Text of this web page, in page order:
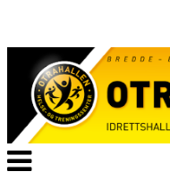
Veksle
navigasjon